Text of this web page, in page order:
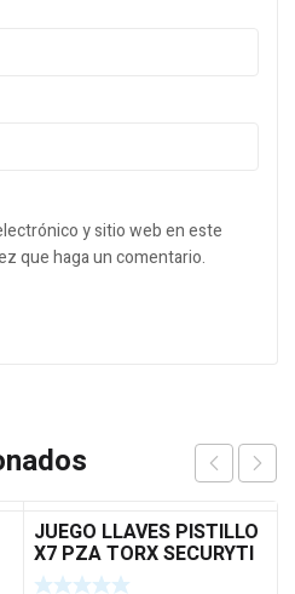
y sitio web en este
que haga un comentario.
JUEGO LLAVES PISTILLO
X7 PZA TORX SECURYTI
7A145